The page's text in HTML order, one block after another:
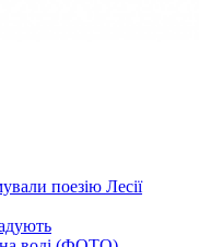
поезію Лесії